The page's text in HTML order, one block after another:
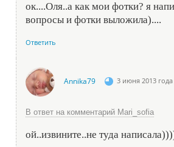
ок....Оля..а как мои фотки? я
вопросы и фотки выложила)....
Ответить
Annika79 3 июня 2013 года
В ответ на комментарий Mari_sofia
ой..извините..не туда